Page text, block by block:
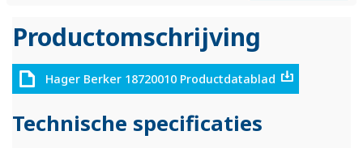
Productomschrijving
Hager Berker 18720010 Productdatablad
Technische specificaties